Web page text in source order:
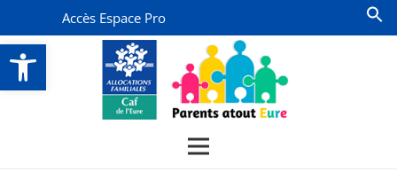
Ouvrir la barre d’outils
Accès Espace Pro